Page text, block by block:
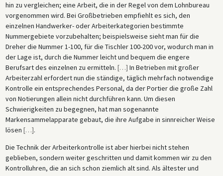
hin zu vergleichen; eine Arbeit, die in der Regel von dem Lohnbureau
vorgenommen wird. Bei Großbetrieben empfiehlt es sich, den
einzelnen Handwerker- oder Arbeiterkategorien bestimmte
Nummergebiete vorzubehalten; beispielsweise sieht man für die
Dreher die Nummer 1-100, für die Tischler 100-200 vor, wodurch man in
der Lage ist, durch die Nummer leicht und bequem die engere
Berufsart des einzelnen zu ermitteln. […] In Betrieben mit großer
Arbeiterzahl erfordert nun die ständige, täglich mehrfach notwendige
Kontrolle ein entsprechendes Personal, da der Portier die große Zahl
von Notierungen allein nicht durchführen kann. Um diesen
Schwierigkeiten zu begegnen, hat man sogenannte
Markensammelapparate gebaut, die ihre Aufgabe in sinnreicher Weise
lösen […].
Die Technik der Arbeiterkontrolle ist aber hierbei nicht stehen
geblieben, sondern weiter geschritten und damit kommen wir zu den
Kontrolluhren, die an sich schon ziemlich alt sind. Als ältester und